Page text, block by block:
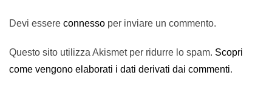
Devi essere connesso per inviare un commento.
Questo sito utilizza Akismet per ridurre lo spam. Scopri
come vengono elaborati i dati derivati dai commenti.